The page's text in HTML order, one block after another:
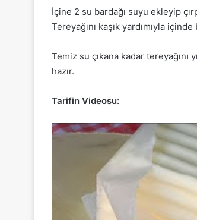
İçine 2 su bardağı suyu ekleyip
Tereyağını kaşık yardımıyla
Temiz su çıkana kadar tereyağını
hazır.
Tarifin Videosu: